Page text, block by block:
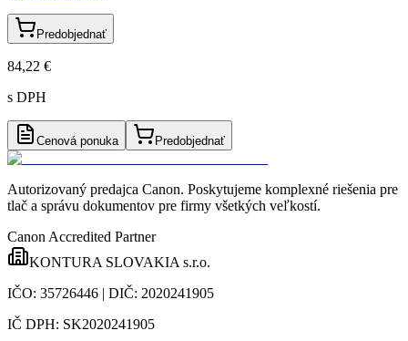
Predobjednať
84,22 €
s DPH
Cenová ponuka Predobjednať
Autorizovaný predajca Canon. Poskytujeme komplexné riešenia pre
tlač a správu dokumentov pre firmy všetkých veľkostí.
Canon Accredited Partner
KONTURA SLOVAKIA s.r.o.
IČO: 35726446 | DIČ: 2020241905
IČ DPH: SK2020241905